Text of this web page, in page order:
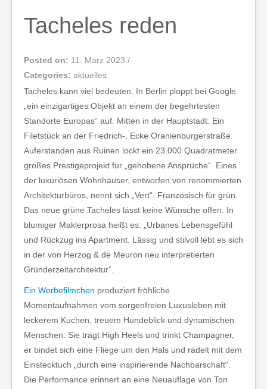
Tacheles reden
Posted on: 11. März 2023 /
Categories: aktuelles
Tacheles kann viel bedeuten. In Berlin ploppt bei Google
„ein einzigartiges Objekt an einem der begehrtesten
Standorte Europas“ auf. Mitten in der Hauptstadt. Ein
Filetstück an der Friedrich-, Ecke Oranienburgerstraße.
Auferstanden aus Ruinen lockt ein 23.000 Quadratmeter
großes Prestigeprojekt für „gehobene Ansprüche“. Eines
der luxuriösen Wohnhäuser, entworfen von renommierten
Architekturbüros, nennt sich „Vert“. Französisch für grün.
Das neue grüne Tacheles lässt keine Wünsche offen. In
blumiger Maklerprosa heißt es: „Urbanes Lebensgefühl
und Rückzug ins Apartment. Lässig und stilvoll lebt es sich
in der von Herzog & de Meuron neu interpretierten
Gründerzeitarchitektur“.
Ein Werbefilmchen produziert fröhliche
Momentaufnahmen vom sorgenfreien Luxusleben mit
leckerem Kuchen, treuem Hundeblick und dynamischen
Menschen. Sie trägt High Heels und trinkt Champagner,
er bindet sich eine Fliege um den Hals und radelt mit dem
Einstecktuch „durch eine inspirierende Nachbarschaft“.
Die Performance erinnert an eine Neuauflage von Ton